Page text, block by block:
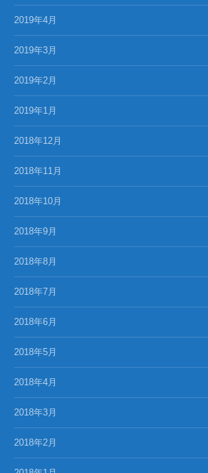
2019年4月
2019年3月
2019年2月
2019年1月
2018年12月
2018年11月
2018年10月
2018年9月
2018年8月
2018年7月
2018年6月
2018年5月
2018年4月
2018年3月
2018年2月